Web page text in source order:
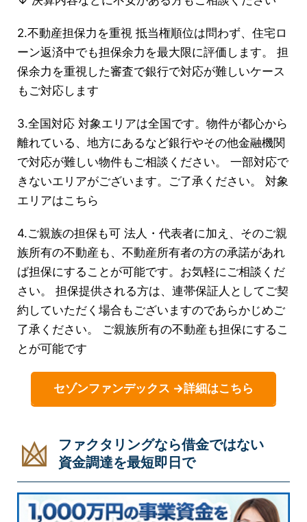
2.不動産担保力を重視 抵当権順位は問わず、住宅ロ
ーン返済中でも担保余力を最大限に評価します。 担
保余力を重視した審査で銀行で対応が難しいケース
もご対応します
3.全国対応 対象エリアは全国です。物件が都心から
離れている、地方にあるなど銀行やその他金融機関
で対応が難しい物件もご相談ください。 一部対応で
きないエリアがございます。ご了承ください。 対象
エリアはこちら
4.ご親族の担保も可 法人・代表者に加え、そのご親
族所有の不動産も、不動産所有者の方の承諾があれ
ば担保にすることが可能です。お気軽にご相談くだ
さい。 担保提供される方は、連帯保証人としてご契
約していただく場合もございますのであらかじめご
了承ください。 ご親族所有の不動産も担保にするこ
とが可能です
セゾンファンデックス →詳細はこちら
ファクタリングなら借金ではない
資金調達を最短即日で